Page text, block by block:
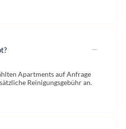
Apartments auf Anfrage
Reinigungsgebühr an.